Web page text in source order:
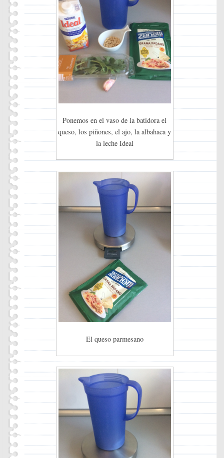
Ponemos en el vaso de la batidora el
queso, los piñones, el ajo, la albahaca y
la leche Ideal
El queso parmesano